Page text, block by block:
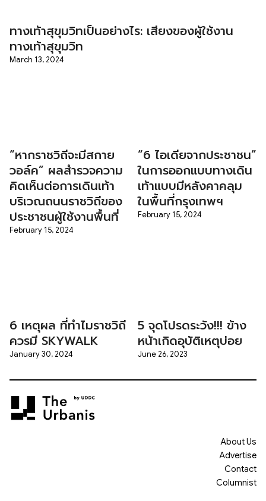
ทางเท้าสุขุมวิทเป็นอย่างไร: เสียงของผู้ใช้งาน
ทางเท้าสุขุมวิท
March 13, 2024
“หากราชวิถีจะมีสกาย
วอล์ค” ผลสำรวจความ
คิดเห็นต่อการเดินเท้า
บริเวณถนนราชวิถีของ
ประชาชนผู้ใช้งานพื้นที่
February 15, 2024
“6 ไอเดียจากประชาชน”
ในการออกแบบทางเดิน
เท้าแบบมีหลังคาคลุม
ในพื้นที่กรุงเทพฯ
February 15, 2024
6 เหตุผล ที่ทำไมราชวิถี
ควรมี SKYWALK
January 30, 2024
5 จุดโปรดระวัง!!! ข้าง
หน้าเกิดอุบัติเหตุบ่อย
June 26, 2023
About Us
Advertise
Contact
Columnist